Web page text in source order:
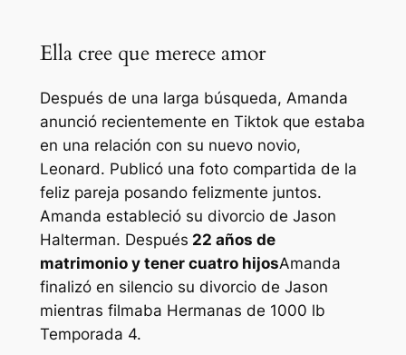
Ella cree que merece amor
Después de una larga búsqueda, Amanda
anunció recientemente en Tiktok que estaba
en una relación con su nuevo novio,
Leonard. Publicó una foto compartida de la
feliz pareja posando felizmente juntos.
Amanda estableció su divorcio de Jason
Halterman. Después 22 años de
matrimonio y tener cuatro hijosAmanda
finalizó en silencio su divorcio de Jason
mientras filmaba Hermanas de 1000 lb
Temporada 4.